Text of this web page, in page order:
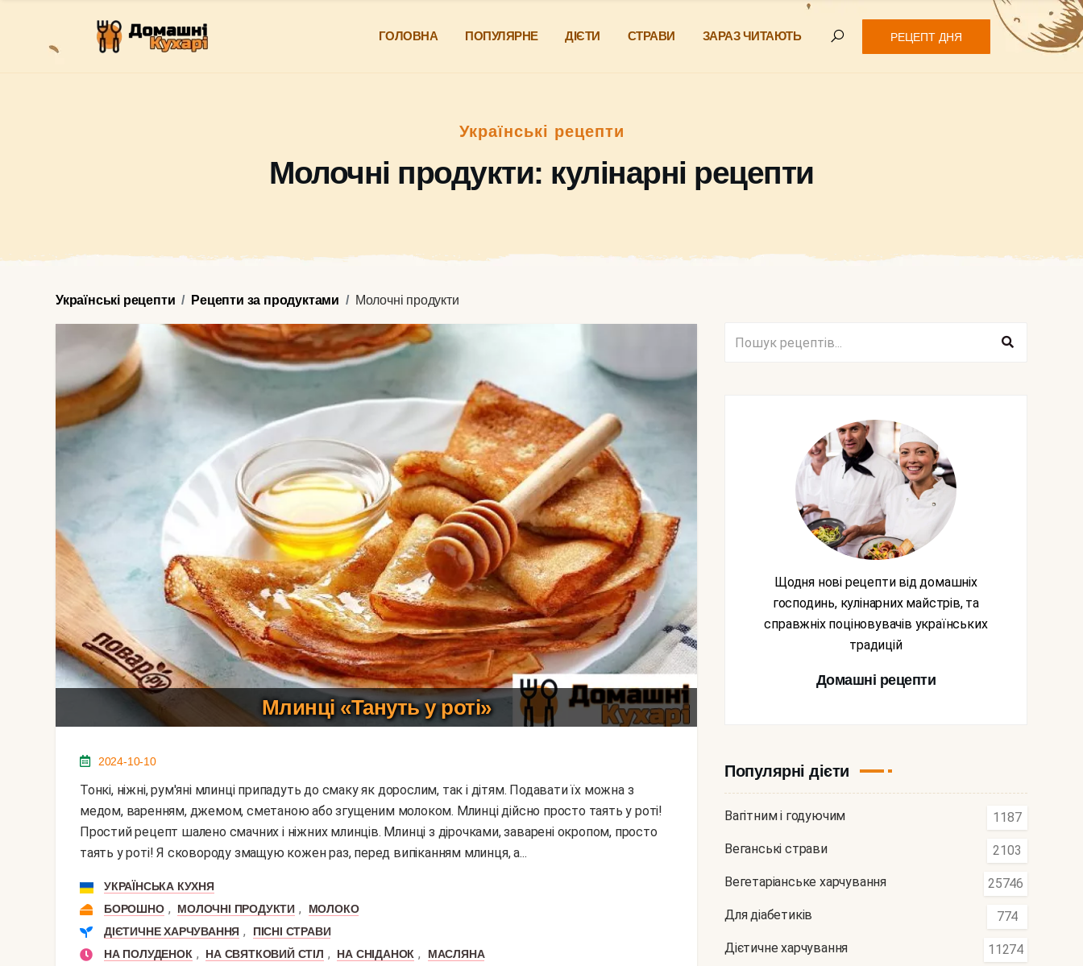
ГОЛОВНА ПОПУЛЯРНЕ ДІЄТИ СТРАВИ ЗАРАЗ ЧИТАЮТЬ РЕЦЕПТ ДНЯ
Українські рецепти
Молочні продукти: кулінарні рецепти
Українські рецепти Рецепти за продуктами Молочні продукти
Млинці «Тануть у роті»
2024-10-10
Тонкі, ніжні, рум'яні млинці припадуть до смаку як дорослим, так і дітям. Подавати їх можна з
медом, варенням, джемом, сметаною або згущеним молоком. Млинці дійсно просто таять у роті!
Простий рецепт шалено смачних і ніжних млинців. Млинці з дірочками, заварені окропом, просто
таять у роті! Я сковороду змащую кожен раз, перед випіканням млинця, а...
УКРАЇНСЬКА КУХНЯ
БОРОШНО , МОЛОЧНІ ПРОДУКТИ ,
МОЛОКО
ДІЄТИЧНЕ ХАРЧУВАННЯ ,
ПІСНІ СТРАВИ
НА ПОЛУДЕНОК , НА СВЯТКОВИЙ СТІЛ , НА СНІДАНОК ,
МАСЛЯНА
Щодня нові рецепти від домашніх
господинь, кулінарних майстрів, та
справжніх поціновувачів українських
традицій
Домашні рецепти
Популярні дієти
Вагітним і годуючим 1187
Веганські страви 2103
Вегетаріанське харчування 25746
Для діабетиків 774
Дієтичне харчування 11274